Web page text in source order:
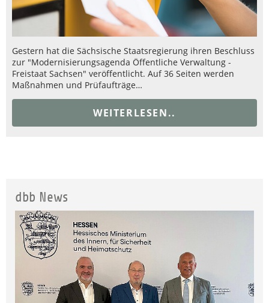
Gestern hat die Sächsische Staatsregierung ihren Beschluss
zur "Modernisierungsagenda Öffentliche Verwaltung -
Freistaat Sachsen" veröffentlicht. Auf 36 Seiten werden
Maßnahmen und Prüfaufträge…
WEITERLESEN..
dbb News